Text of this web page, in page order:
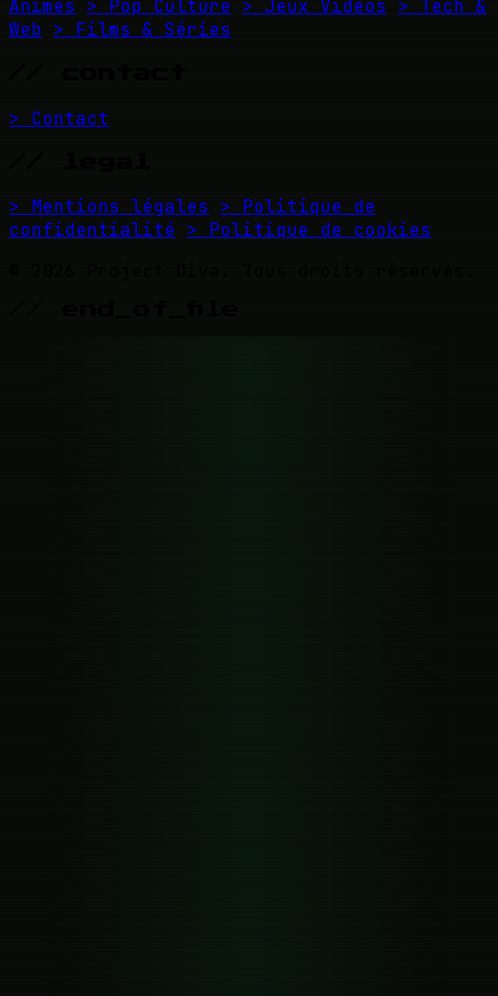
Animés > Pop Culture > Jeux Vidéos
> Tech &
Web > Films & Séries
> Contact
> Mentions légales
> Politique de
confidentialité > Politique de cookies